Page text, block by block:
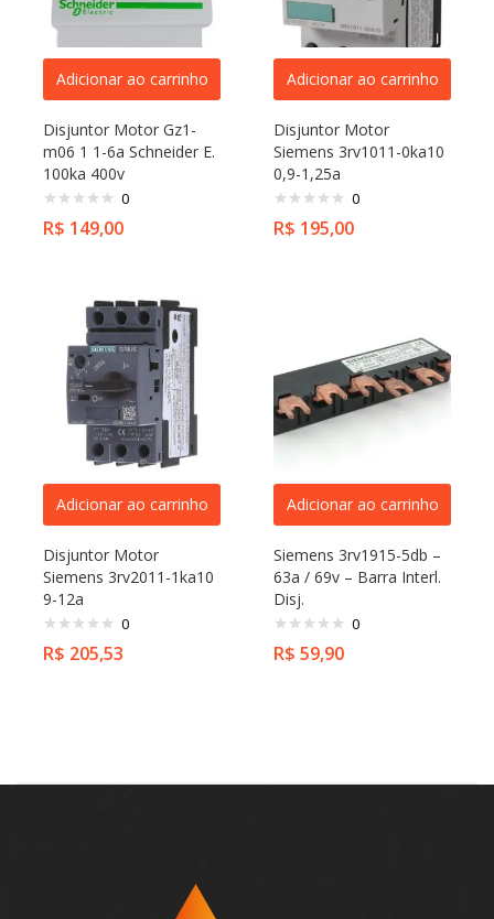
Adicionar ao carrinho
Disjuntor Motor Gz1-
m06 1 1-6a Schneider E.
100ka 400v
0
R$ 149,00
Adicionar ao carrinho
Disjuntor Motor
Siemens 3rv1011-0ka10
0,9-1,25a
0
R$ 195,00
Adicionar ao carrinho
Disjuntor Motor
Siemens 3rv2011-1ka10
9-12a
0
R$ 205,53
Adicionar ao carrinho
Siemens 3rv1915-5db –
63a / 69v – Barra Interl.
Disj.
0
R$ 59,90